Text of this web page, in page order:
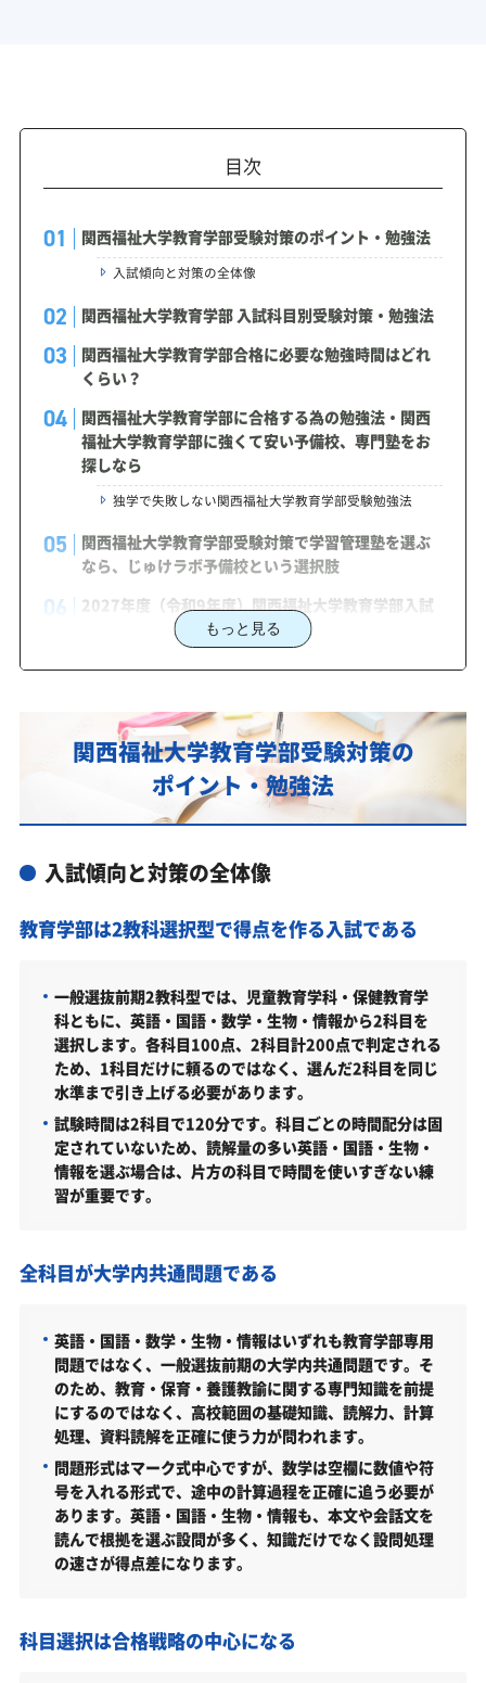
目次
関西福祉大学教育学部受験対策のポイント・勉強法
入試傾向と対策の全体像
関西福祉大学教育学部 入試科目別受験対策・勉強法
関西福祉大学教育学部合格に必要な勉強時間はどれ
くらい？
関西福祉大学教育学部に合格する為の勉強法・関西
福祉大学教育学部に強くて安い予備校、専門塾をお
探しなら
独学で失敗しない関西福祉大学教育学部受験勉強法
関西福祉大学教育学部受験対策で学習管理塾を選ぶ
なら、じゅけラボ予備校という選択肢
2027年度（令和9年度）関西福祉大学教育学部入試
に対応した受験対策カリキュラム・学習計画を提供
あなたにピッタリ合った「関西福祉大学教育学部対
策のオーダーメイドカリキュラム」から得られる成
カリキュラムや料金についてお気軽にご相談くださ
関西福祉大学教育学部の総合型選抜入試対策も万全
関西福祉大学教育学部総合型選抜入試の主な対策内容
関西福祉大学教育学部の入試日程
関西福祉大学教育学部の受験情報
関西福祉大学教育学部の入試方式
総合型選抜 学びマッチング（共通／2027年度）
教育・保育者特別選抜（児童教育学科／2027年度）
教育福祉専攻特別選抜（児童教育学科／2027年度）
英語/商業資格特別選抜（共通／2027年度）
総合型選抜10月期（共通／2027年度）
公募制推薦入試（併願）（共通／2027年度）
公募制推薦入試（専願）（共通／2027年度）
一般選抜前期2教科型（共通／2027年度）
一般選抜前期共通テスト併用型（共通／2027年度）
一般選抜後期科目試験型・小論文型（共通／2027年度）
一般選抜後期共通テスト併用型（共通／2027年度）
度）
もっと見る
関西福祉大学教育学部受験対策の
ポイント・勉強法
入試傾向と対策の全体像
教育学部は2教科選択型で得点を作る入試である
一般選抜前期2教科型では、児童教育学科・保健教育学
科ともに、英語・国語・数学・生物・情報から2科目を
選択します。各科目100点、2科目計200点で判定される
ため、1科目だけに頼るのではなく、選んだ2科目を同じ
水準まで引き上げる必要があります。
試験時間は2科目で120分です。科目ごとの時間配分は固
定されていないため、読解量の多い英語・国語・生物・
情報を選ぶ場合は、片方の科目で時間を使いすぎない練
習が重要です。
全科目が大学内共通問題である
英語・国語・数学・生物・情報はいずれも教育学部専用
問題ではなく、一般選抜前期の大学内共通問題です。そ
のため、教育・保育・養護教諭に関する専門知識を前提
にするのではなく、高校範囲の基礎知識、読解力、計算
処理、資料読解を正確に使う力が問われます。
問題形式はマーク式中心ですが、数学は空欄に数値や符
号を入れる形式で、途中の計算過程を正確に追う必要が
あります。英語・国語・生物・情報も、本文や会話文を
読んで根拠を選ぶ設問が多く、知識だけでなく設問処理
の速さが得点差になります。
科目選択は合格戦略の中心になる